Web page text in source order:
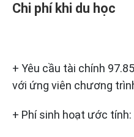
Chi phí khi du học
+ Yêu cầu tài chính
với ứng viên chương
+ Phí sinh hoạt ước